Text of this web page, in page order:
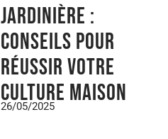
jardinière :
conseils pour
réussir votre
culture maison
26/05/2025